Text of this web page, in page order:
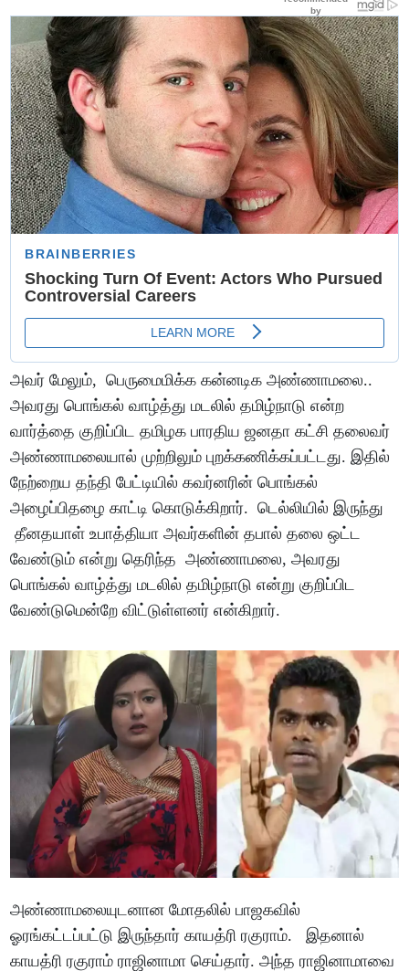
அவர் மேலும், பெருமைமிக்க கன்னடிக அண்ணாமலை..
அவரது பொங்கல் வாழ்த்து மடலில் தமிழ்நாடு என்ற
வார்த்தை குறிப்பிட தமிழக பாரதிய ஜனதா கட்சி தலைவர்
அண்ணாமலையால் முற்றிலும் புறக்கணிக்கப்பட்டது. இதில்
நேற்றைய தந்தி பேட்டியில் கவர்னரின் பொங்கல்
அழைப்பிதழை காட்டி கொடுக்கிறார். டெல்லியில் இருந்து
தீனதயாள் உபாத்தியா அவர்களின் தபால் தலை ஒட்ட
வேண்டும் என்று தெரிந்த அண்ணாமலை, அவரது
பொங்கல் வாழ்த்து மடலில் தமிழ்நாடு என்று குறிப்பிட
வேண்டுமென்றே விட்டுள்ளனர் என்கிறார்.
அண்ணாமலையுடனான மோதலில் பாஜகவில்
ஓரங்கட்டப்பட்டு இருந்தார் காயத்ரி ரகுராம். இதனால்
காயத்ரி ரகுராம் ராஜினாமா செய்தார். அந்த ராஜினாமாவை